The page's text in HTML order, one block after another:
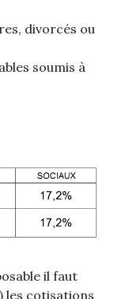
divorcés ou
soumis à
il faut
les cotisations